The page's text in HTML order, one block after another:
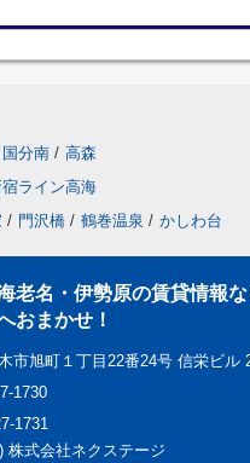
国分南 / 高森
ライン高海
/ 門沢橋 / 鶴巻温泉 / かしわ台
老名・伊勢原の賃貸情報
おまかせ！
市旭町１丁目22番24号 信栄ビル
1730
1731
株式会社ネクステージ